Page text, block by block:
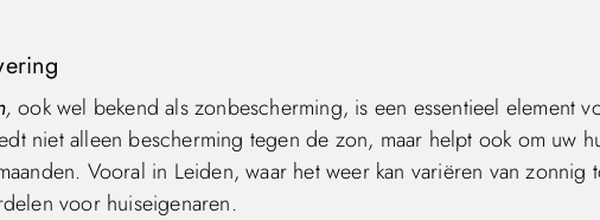
, ook wel bekend als zonbescherming, is een essentieel element
niet alleen bescherming tegen de zon, maar helpt ook om uw
Vooral in Leiden, waar het weer kan variëren van zonnig
voor huiseigenaren.